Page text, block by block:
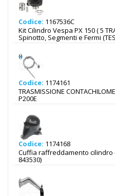
Codice: 1167536C
Kit Cilindro Vespa PX 150 ( 5
Spinotto, Segmenti e Fermi
Codice: 1174161
TRASMISSIONE
P200E
Codice: 1174168
Cuffia raffreddamento cilindro -
843530)